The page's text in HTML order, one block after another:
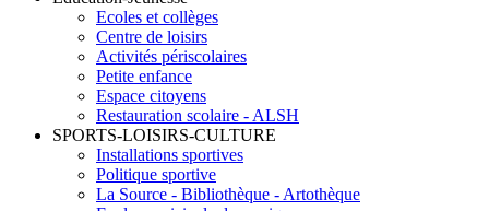
Ecoles et collèges
Centre de loisirs
Activités périscolaires
Petite enfance
Espace citoyens
Restauration scolaire - ALSH
SPORTS-LOISIRS-CULTURE
Installations sportives
Politique sportive
La Source - Bibliothèque - Artothèque